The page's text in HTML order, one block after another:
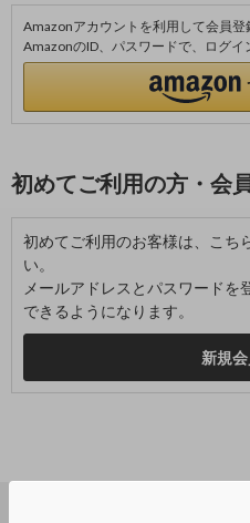
Amazonアカウントを利用して会員登
AmazonのID、パスワードで、ログイ
初めてご利用の方・会
初めてご利用のお客様は、こち
い。
メールアドレスとパスワード
できるようになります。